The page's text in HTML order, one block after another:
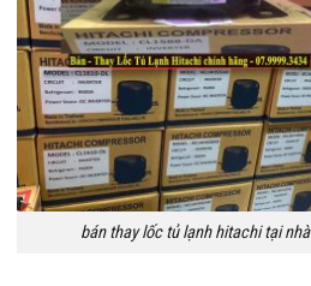
bán thay lốc tủ lạnh hitachi tại nhà